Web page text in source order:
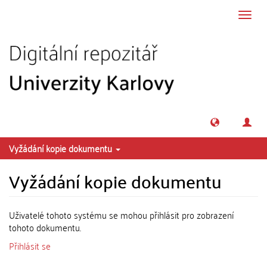
Vyžádání kopie dokumentu
Vyžádání kopie dokumentu
Uživatelé tohoto systému se mohou přihlásit pro zobrazení
tohoto dokumentu.
Přihlásit se